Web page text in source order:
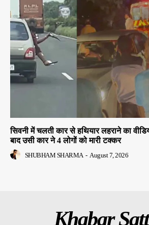
सिवनी में चलती कार से हथियार लहराने का
बाद उसी कार ने 4 लोगों को मारी टक्कर
SHUBHAM SHARMA - August 7, 2026
Khabar